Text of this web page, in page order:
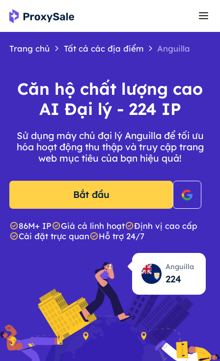
Trang chủ Tất cả các địa điểm Anguilla
Căn hộ chất lượng cao
AI Đại lý - 224 IP
Sử dụng máy chủ đại lý Anguilla để tối ưu
hóa hoạt động thu thập và truy cập trang
web mục tiêu của bạn hiệu quả!
Bắt đầu
86M+ IP Giá cả linh hoạt
Định vị cao cấp
Cài đặt trực quan
Hỗ trợ 24/7
Anguilla
224